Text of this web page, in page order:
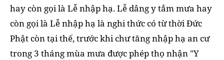
hay còn gọi là Lễ nhập hạ. Lễ dâng y tắm mưa hay
còn gọi là Lễ nhập hạ là nghi thức có từ thời Đức
Phật còn tại thế, trước khi chư tăng nhập hạ an cư
trong 3 tháng mùa mưa được phép thọ nhận "Y